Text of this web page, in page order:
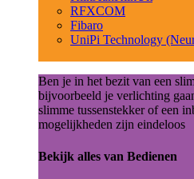
RFXCOM
Fibaro
UniPi Technology
Ben je in het bezit van een
bijvoorbeeld je verlichting
slimme tussenstekker of een
mogelijkheden zijn eindeloos
Bekijk alles van Bedienen